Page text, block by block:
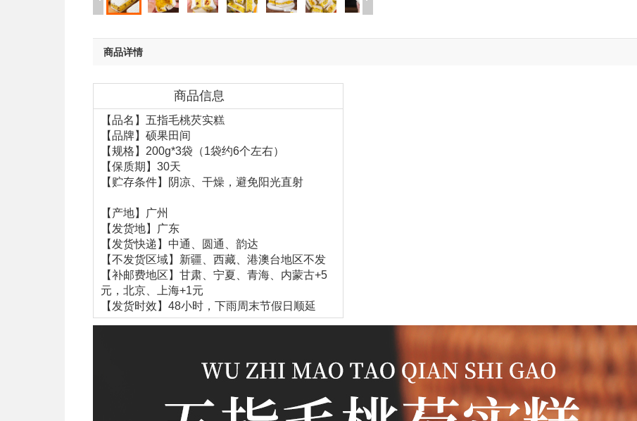
商品详情
商品信息
【品名】五指毛桃芡实糕
【品牌】硕果田间
【规格】200g*3袋（1袋约6个左右）
【保质期】30天
【贮存条件】阴凉、干燥，避免阳光直射
【产地】广州
【发货地】广东
【发货快递】中通、圆通、韵达
【不发货区域】新疆、西藏、港澳台地区不发
【补邮费地区】甘肃、宁夏、青海、内蒙古+5
元，北京、上海+1元
【发货时效】48小时，下雨周末节假日顺延